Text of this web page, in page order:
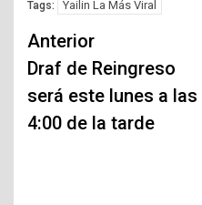
Tags: Yailin La Más Viral
Navegación
de
entradas
Anterior
Draf de Reingreso
será este lunes a las
4:00 de la tarde